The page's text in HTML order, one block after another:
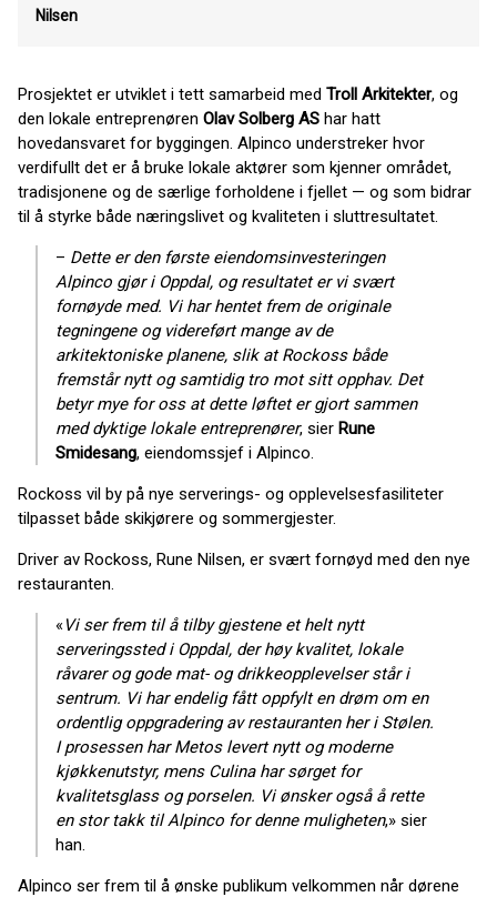
Nilsen
Prosjektet er utviklet i tett samarbeid med Troll Arkitekter, og
den lokale entreprenøren Olav Solberg AS har hatt
hovedansvaret for byggingen. Alpinco understreker hvor
verdifullt det er å bruke lokale aktører som kjenner området,
tradisjonene og de særlige forholdene i fjellet — og som bidrar
til å styrke både næringslivet og kvaliteten i sluttresultatet.
– Dette er den første eiendomsinvesteringen
Alpinco gjør i Oppdal, og resultatet er vi svært
fornøyde med. Vi har hentet frem de originale
tegningene og videreført mange av de
arkitektoniske planene, slik at Rockoss både
fremstår nytt og samtidig tro mot sitt opphav. Det
betyr mye for oss at dette løftet er gjort sammen
med dyktige lokale entreprenører, sier Rune
Smidesang, eiendomssjef i Alpinco.
Rockoss vil by på nye serverings- og opplevelsesfasiliteter
tilpasset både skikjørere og sommergjester.
Driver av Rockoss, Rune Nilsen, er svært fornøyd med den nye
restauranten.
«Vi ser frem til å tilby gjestene et helt nytt
serveringssted i Oppdal, der høy kvalitet, lokale
råvarer og gode mat- og drikkeopplevelser står i
sentrum. Vi har endelig fått oppfylt en drøm om en
ordentlig oppgradering av restauranten her i Stølen.
I prosessen har Metos levert nytt og moderne
kjøkkenutstyr, mens Culina har sørget for
kvalitetsglass og porselen. Vi ønsker også å rette
en stor takk til Alpinco for denne muligheten,» sier
han.
Alpinco ser frem til å ønske publikum velkommen når dørene